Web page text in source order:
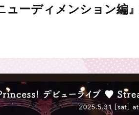
ーディメンション編